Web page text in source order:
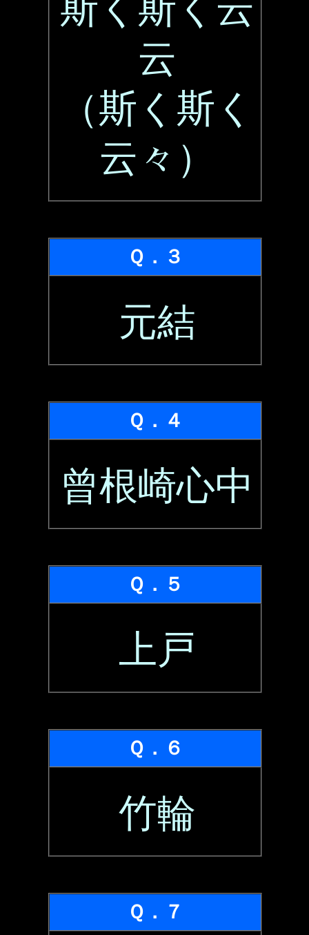
斯く斯く云
云
（斯く斯く
云々）
Ｑ．３
元結
Ｑ．４
曾根崎心中
Ｑ．５
上戸
Ｑ．６
竹輪
Ｑ．７